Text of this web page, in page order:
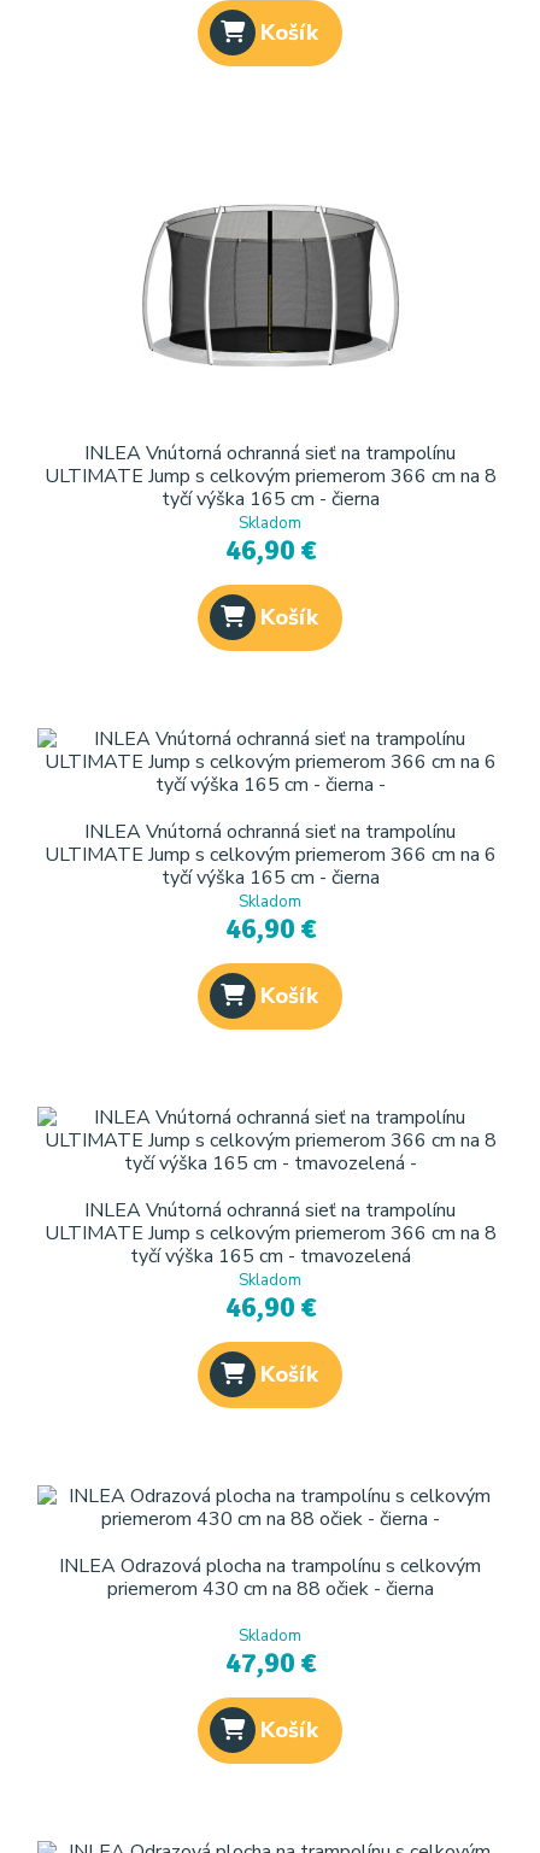
Košík
INLEA Vnútorná ochranná sieť na trampolínu
ULTIMATE Jump s celkovým priemerom 366 cm na 8
tyčí výška 165 cm - čierna
Skladom
46,90 €
Košík
INLEA Vnútorná ochranná sieť na trampolínu
ULTIMATE Jump s celkovým priemerom 366 cm na 6
tyčí výška 165 cm - čierna
Skladom
46,90 €
Košík
INLEA Vnútorná ochranná sieť na trampolínu
ULTIMATE Jump s celkovým priemerom 366 cm na 8
tyčí výška 165 cm - tmavozelená
Skladom
46,90 €
Košík
INLEA Odrazová plocha na trampolínu s celkovým
priemerom 430 cm na 88 očiek - čierna
Skladom
47,90 €
Košík